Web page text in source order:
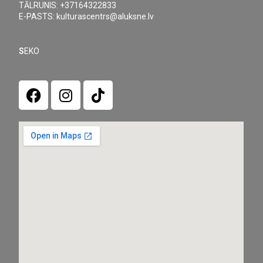
TĀLRUNIS: +37164322833
E-PASTS: kulturascentrs@aluksne.lv
SEKO